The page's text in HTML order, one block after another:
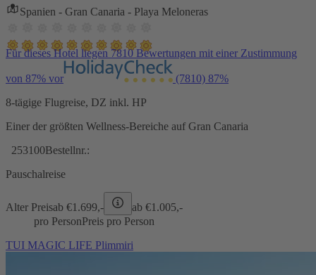
Spanien - Gran Canaria - Playa Meloneras
Für dieses Hotel liegen 7810 Bewertungen mit einer Zustimmung
von 87% vor (7810) 87%
8-tägige Flugreise, DZ inkl. HP
Einer der größten Wellness-Bereiche auf Gran Canaria
253100Bestellnr.:
Pauschalreise
Alter Preisab €1.699,- ab €1.005,-
pro PersonPreis pro Person
TUI MAGIC LIFE Plimmiri